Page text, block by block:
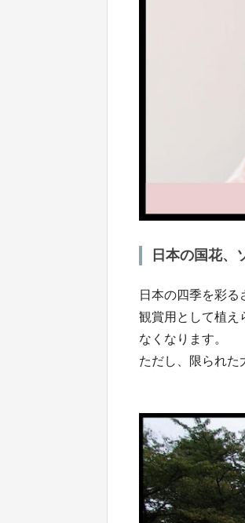
日本の国花、
日本の四季を彩る
観賞用として植え
なくなります。
ただし、限られた